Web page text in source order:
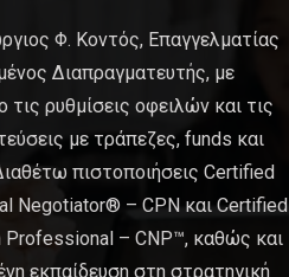
Φ. Κοντός, Επαγγελματίας
Διαπραγματευτής, με
τις ρυθμίσεις οφειλών και τις
με τράπεζες, funds και
πιστοποιήσεις Certified
Negotiator® – CPN και Certified
Professional – CNP™, καθώς και
εκπαίδευση στη στρατηγική